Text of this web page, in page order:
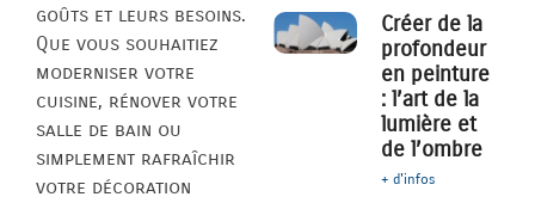
goûts et leurs besoins.
Que vous souhaitiez
moderniser votre
cuisine, rénover votre
salle de bain ou
simplement rafraîchir
votre décoration
Créer de la
profondeur
en peinture
: l’art de la
lumière et
de l’ombre
+ d'infos